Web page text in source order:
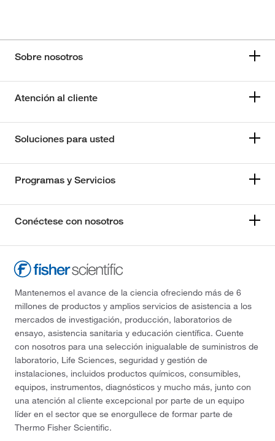
Sobre nosotros
Atención al cliente
Soluciones para usted
Programas y Servicios
Conéctese con nosotros
Mantenemos el avance de la ciencia ofreciendo más de 6
millones de productos y amplios servicios de asistencia a los
mercados de investigación, producción, laboratorios de
ensayo, asistencia sanitaria y educación científica. Cuente
con nosotros para una selección inigualable de suministros de
laboratorio, Life Sciences, seguridad y gestión de
instalaciones, incluidos productos químicos, consumibles,
equipos, instrumentos, diagnósticos y mucho más, junto con
una atención al cliente excepcional por parte de un equipo
líder en el sector que se enorgullece de formar parte de
Thermo Fisher Scientific.